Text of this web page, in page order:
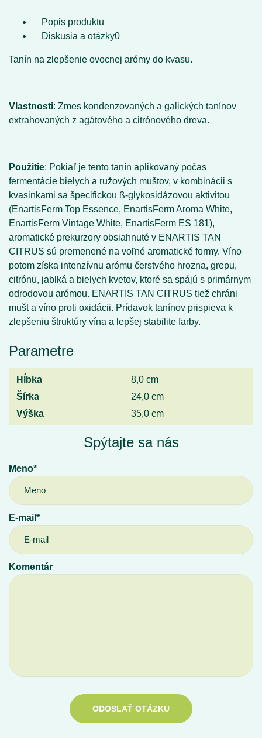
Popis produktu
Diskusia a otázky0
Tanín na zlepšenie ovocnej arómy do kvasu.
Vlastnosti: Zmes kondenzovaných a galických tanínov
extrahovaných z agátového a citrónového dreva.
Použitie: Pokiaľ je tento tanín aplikovaný počas
fermentácie bielych a ružových muštov, v kombinácii s
kvasinkami sa špecifickou ß-glykosidázovou aktivitou
(EnartisFerm Top Essence, EnartisFerm Aroma White,
EnartisFerm Vintage White, EnartisFerm ES 181),
aromatické prekurzory obsiahnuté v ENARTIS TAN
CITRUS sú premenené na voľné aromatické formy. Víno
potom získa intenzívnu arómu čerstvého hrozna, grepu,
citrónu, jablká a bielych kvetov, ktoré sa spájú s primárnym
odrodovou arómou. ENARTIS TAN CITRUS tiež chráni
mušt a víno proti oxidácii. Prídavok tanínov prispieva k
zlepšeniu štruktúry vína a lepšej stabilite farby.
Parametre
Hĺbka
8,0 cm
Šírka
24,0 cm
Výška
35,0 cm
Spýtajte sa nás
Meno*
E-mail*
Komentár
ODOSLAŤ OTÁZKU